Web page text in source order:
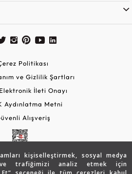
kişiselleştirmek, sosyal medya
trafiğimizi analiz etmek için
Politikası
ve Gizlilik Şartları
İleti Onayı
Aydınlatma Metni
Alışveriş